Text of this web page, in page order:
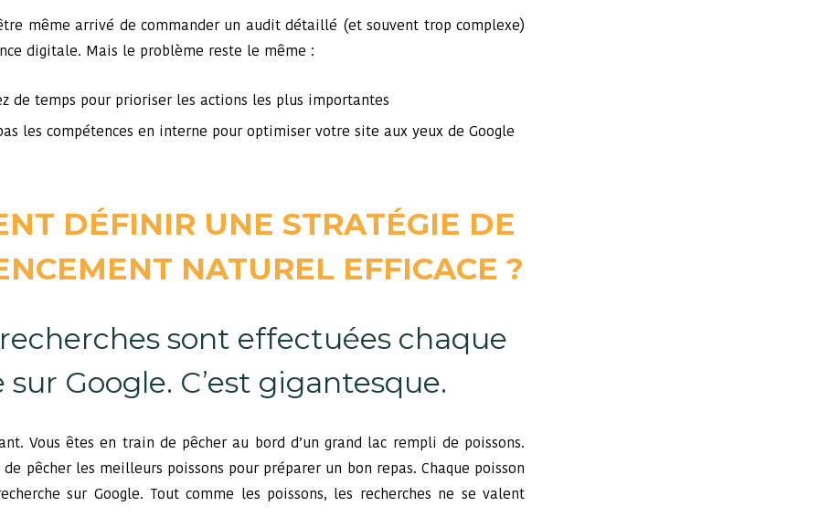
même arrivé de commander un audit détaillé (et souvent trop complexe)
digitale. Mais le problème reste le même :
de temps pour prioriser les actions les plus importantes
les compétences en interne pour optimiser votre site aux yeux de Google
DÉFINIR UNE STRATÉGIE DE
NATUREL EFFICACE ?
sont effectuées chaque
sur Google. C’est gigantesque.
Vous êtes en train de pêcher au bord d’un grand lac rempli de poissons.
pêcher les meilleurs poissons pour préparer un bon repas. Chaque poisson
sur Google. Tout comme les poissons, les recherches ne se valent